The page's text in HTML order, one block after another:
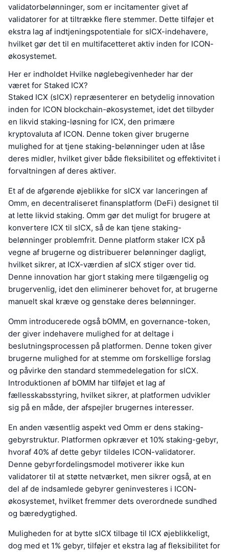
validatorbelønninger, som er incitamenter givet af
validatorer for at tiltrække flere stemmer. Dette tilføjer et
ekstra lag af indtjeningspotentiale for sICX-indehavere,
hvilket gør det til en multifacetteret aktiv inden for ICON-
økosystemet.
Her er indholdet Hvilke nøglebegivenheder har der
været for Staked ICX?
Staked ICX (sICX) repræsenterer en betydelig innovation
inden for ICON blockchain-økosystemet, idet det tilbyder
en likvid staking-løsning for ICX, den primære
kryptovaluta af ICON. Denne token giver brugerne
mulighed for at tjene staking-belønninger uden at låse
deres midler, hvilket giver både fleksibilitet og effektivitet i
forvaltningen af deres aktiver.
Et af de afgørende øjeblikke for sICX var lanceringen af
Omm, en decentraliseret finansplatform (DeFi) designet til
at lette likvid staking. Omm gør det muligt for brugere at
konvertere ICX til sICX, så de kan tjene staking-
belønninger problemfrit. Denne platform staker ICX på
vegne af brugerne og distribuerer belønninger dagligt,
hvilket sikrer, at ICX-værdien af sICX stiger over tid.
Denne innovation har gjort staking mere tilgængelig og
brugervenlig, idet den eliminerer behovet for, at brugerne
manuelt skal kræve og genstake deres belønninger.
Omm introducerede også bOMM, en governance-token,
der giver indehavere mulighed for at deltage i
beslutningsprocessen på platformen. Denne token giver
brugerne mulighed for at stemme om forskellige forslag
og påvirke den standard stemmedelegation for sICX.
Introduktionen af bOMM har tilføjet et lag af
fællesskabsstyring, hvilket sikrer, at platformen udvikler
sig på en måde, der afspejler brugernes interesser.
En anden væsentlig aspekt ved Omm er dens staking-
gebyrstruktur. Platformen opkræver et 10% staking-gebyr,
hvoraf 40% af dette gebyr tildeles ICON-validatorer.
Denne gebyrfordelingsmodel motiverer ikke kun
validatorer til at støtte netværket, men sikrer også, at en
del af de indsamlede gebyrer geninvesteres i ICON-
økosystemet, hvilket fremmer dets overordnede sundhed
og bæredygtighed.
Muligheden for at bytte sICX tilbage til ICX øjeblikkeligt,
dog med et 1% gebyr, tilføjer et ekstra lag af fleksibilitet for